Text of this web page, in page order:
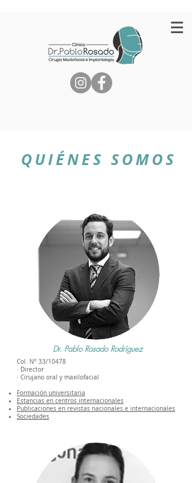
QUIÉNES SOMOS
Dr. Pablo Rosado Rodríguez
Col. Nº 33/10478
· Director
· Cirujano oral y maxilofacial
Formación universitaria
Estancias en centros internacionales
Publicaciones en revistas nacionales e internacionales
Sociedades